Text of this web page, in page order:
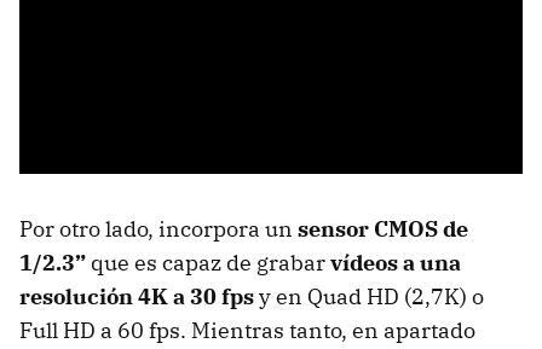
Por otro lado, incorpora un sensor CMOS de
1/2.3” que es capaz de grabarvídeos a una
resolución 4K a 30 fpsy en Quad HD (2,7K) o
Full HD a 60 fps. Mientras tanto, en apartado